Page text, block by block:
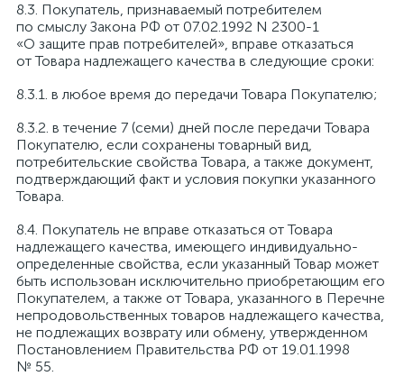
Покупатель, признаваемый потребителем
по смыслу Закона РФ от 07.02.1992 N 2300-1
«О защите прав потребителей», вправе отказаться
от Товара надлежащего качества в следующие сроки:
в любое время до передачи Товара Покупателю;
в течение 7 (семи) дней после передачи Товара
Покупателю, если сохранены товарный вид,
потребительские свойства Товара, а также документ,
подтверждающий факт и условия покупки указанного
Товара.
Покупатель не вправе отказаться от Товара
надлежащего качества, имеющего индивидуально-
определенные свойства, если указанный Товар может
быть использован исключительно приобретающим его
Покупателем, а также от Товара, указанного в Перечне
непродовольственных товаров надлежащего качества,
не подлежащих возврату или обмену, утвержденном
Постановлением Правительства РФ от 19.01.1998
№ 55.